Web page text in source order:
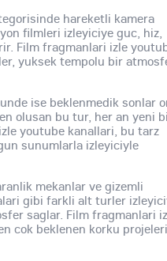
hareketli kamera
filmleri izleyiciye guc, hiz,
Film fragmanlari izle
yuksek tempolu bir
ise beklenmedik sonlar
olusan bu tur, her an yeni
youtube kanallari, bu tarz
sunumlarla izleyiciyle
mekanlar ve gizemli
gibi farkli alt turler
saglar. Film fragmanlari
cok beklenen korku projeleri